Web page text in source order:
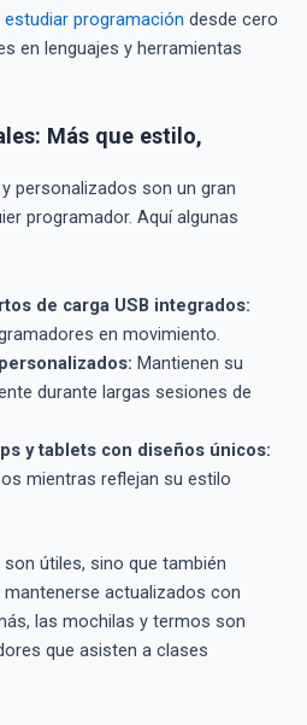
estudiar programación desde cero
en lenguajes y herramientas
Más que estilo,
personalizados son un gran
programador. Aquí algunas
de carga USB integrados:
en movimiento.
Mantienen su
durante largas sesiones de
y tablets con diseños únicos:
mientras reflejan su estilo
útiles, sino que también
actualizados con
las mochilas y termos son
que asisten a clases